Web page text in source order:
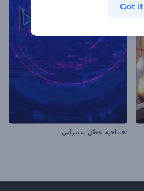
افتتاحية عطل سيبراني
Got it